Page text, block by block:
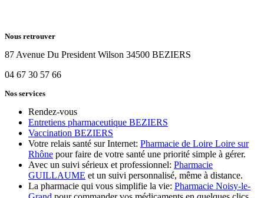
Nous retrouver
87 Avenue Du President Wilson 34500 BEZIERS
04 67 30 57 66
Nos services
Rendez-vous
Entretiens pharmaceutique BEZIERS
Vaccination BEZIERS
Votre relais santé sur Internet: Pharmacie de Loire Loire sur
Rhône pour faire de votre santé une priorité simple à gérer.
Avec un suivi sérieux et professionnel: Pharmacie
GUILLAUME et un suivi personnalisé, même à distance.
La pharmacie qui vous simplifie la vie: Pharmacie Noisy-le-